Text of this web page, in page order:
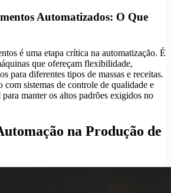
Automatizados: O Que
é uma etapa crítica na automatização. É
que ofereçam flexibilidade,
para diferentes tipos de massas e receitas.
com sistemas de controle de qualidade e
para manter os altos padrões exigidos no
na Produção de